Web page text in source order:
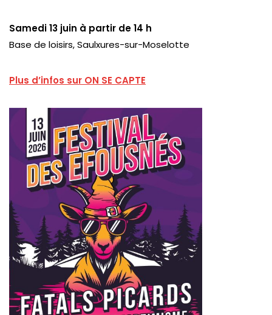
Samedi 13 juin à partir de 14 h
Base de loisirs, Saulxures-sur-Moselotte
Plus d’infos sur ON SE CAPTE